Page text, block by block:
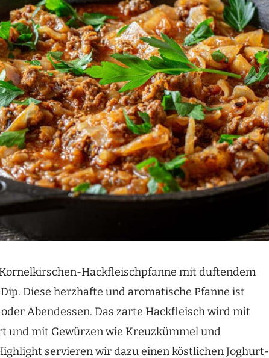
Hackfleischpfanne mit duftendem
Diese herzhafte und aromatische Pfanne ist
Abendessen. Das zarte Hackfleisch wird mit
und mit Gewürzen wie Kreuzkümmel und
servieren wir dazu einen köstlichen Joghurt-